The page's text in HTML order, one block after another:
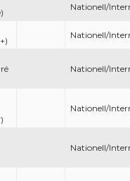
Nationell/
Nationell/
Nationell/
Nationell/
Nationell/